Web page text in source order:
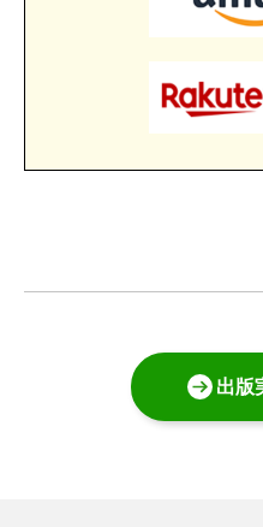
出版